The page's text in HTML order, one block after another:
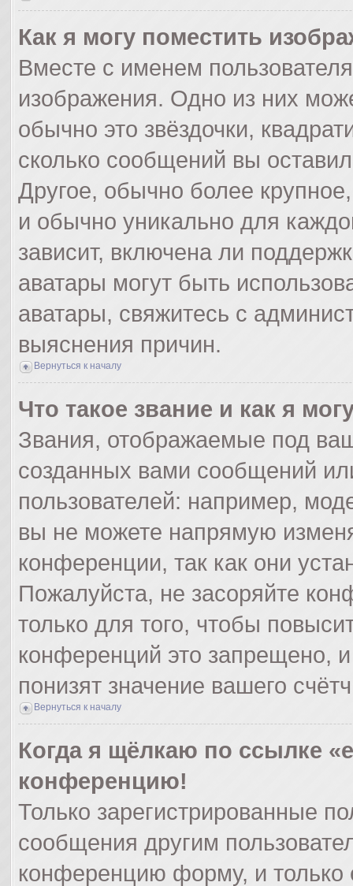
Как я могу поместить
Вместе с именем
изображения. Одно из них
обычно это звёздочки,
сколько сообщений вы
Другое, обычно более
и обычно уникально для
зависит, включена ли
аватары могут быть
аватары, свяжитесь с
выяснения причин.
Вернуться к началу
Что такое звание и как я
Звания, отображаемые под
созданных вами сообщений
пользователей: например,
вы не можете напрямую
конференции, так как они
Пожалуйста, не засоряйте
только для того, чтобы
конференций это запрещено,
понизят значение вашего
Вернуться к началу
Когда я щёлкаю по ссылке
конференцию!
Только зарегистрированные
сообщения другим
конференцию форму, и только